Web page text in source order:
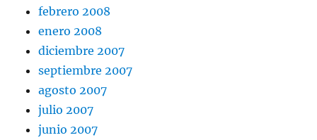
febrero 2008
enero 2008
diciembre 2007
septiembre 2007
agosto 2007
julio 2007
junio 2007